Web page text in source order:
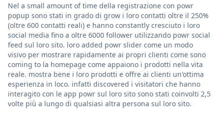
Nel a small amount of time della registrazione con powr
popup sono stati in grado di grow i loro contatti oltre il 250%
(oltre 600 contatti reali) e hanno constantly cresciuto i loro
social media fino a oltre 6000 follower utilizzando powr social
feed sul loro sito. loro added powr slider come un modo
visivo per mostrare rapidamente ai propri clienti come sono
coming to la homepage come appaiono i prodotti nella vita
reale. mostra bene i loro prodotti e offre ai clienti un'ottima
esperienza in loco. infatti discovered i visitatori che hanno
interagito con le app powr sul loro sito sono stati coinvolti 2,5
volte più a lungo di qualsiasi altra persona sul loro sito.